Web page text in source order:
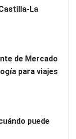
La
de Mercado
para viajes
puede